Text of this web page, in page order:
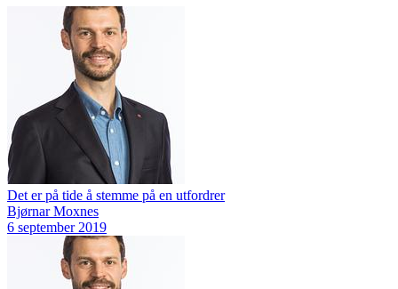
Det er på tide å stemme på en utfordrer
Bjørnar Moxnes
6 september 2019